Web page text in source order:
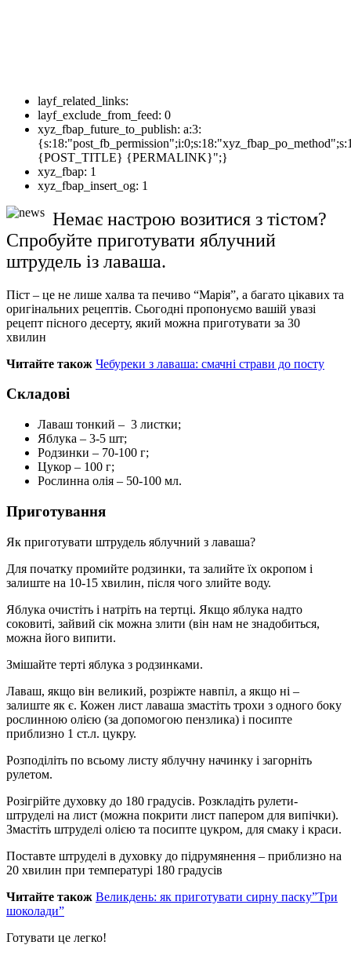
layf_related_links:
layf_exclude_from_feed: 0
xyz_fbap_future_to_publish: a:3:
{POST_TITLE} {PERMALINK}";}
xyz_fbap: 1
xyz_fbap_insert_og: 1
Немає настрою возитися з тістом?
Спробуйте приготувати яблучний
штрудель із лаваша.
Піст – це не лише халва та печиво “Марія”, а багато цікавих та
оригінальних рецептів. Сьогодні пропонуємо вашій увазі
рецепт пісного десерту, який можна приготувати за 30
хвилин
Читайте також Чебуреки з лаваша: смачні страви до посту
Складові
Лаваш тонкий – 3 листки;
Яблука – 3-5 шт;
Родзинки – 70-100 г;
Цукор – 100 г;
Рослинна олія – 50-100 мл.
Приготування
Як приготувати штрудель яблучний з лаваша?
Для початку промийте родзинки, та залийте їх окропом і
залиште на 10-15 хвилин, після чого злийте воду.
Яблука очистіть і натріть на тертці. Якщо яблука надто
соковиті, зайвий сік можна злити (він нам не знадобиться,
можна його випити.
Змішайте терті яблука з родзинками.
Лаваш, якщо він великий, розріжте навпіл, а якщо ні –
залиште як є. Кожен лист лаваша змастіть трохи з одного боку
рослинною олією (за допомогою пензлика) і посипте
приблизно 1 ст.л. цукру.
Розподіліть по всьому листу яблучну начинку і загорніть
рулетом.
Розігрійте духовку до 180 градусів. Розкладіть рулети-
штруделі на лист (можна покрити лист папером для випічки).
Змастіть штруделі олією та посипте цукром, для смаку і краси.
Поставте штруделі в духовку до підрумянення – приблизно на
20 хвилин при температурі 180 градусів
Читайте також Великдень: як приготувати сирну паску”Три
шоколади”
Готувати це легко!